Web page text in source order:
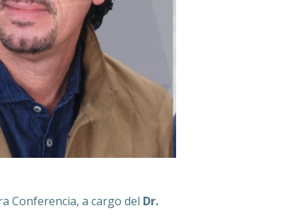
Conferencia, a cargo del Dr.